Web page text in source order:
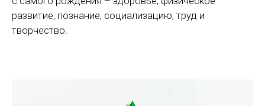
развитие, познание, социализацию, труд и
творчество.